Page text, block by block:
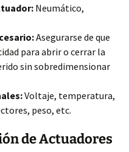
Neumático,
Asegurarse de que
para abrir o cerrar la
sin sobredimensionar
Voltaje, temperatura,
peso, etc.
de Actuadores